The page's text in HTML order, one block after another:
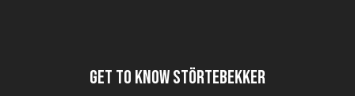
Get to know Störtebekker